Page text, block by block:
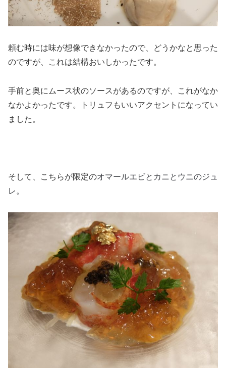
頼む時には味が想像できなかったので、どうかなと思った
のですが、これは結構おいしかったです。
手前と奥にムース状のソースがあるのですが、これがなか
なかよかったです。トリュフもいいアクセントになってい
ました。
そして、こちらが限定のオマールエビとカニとウニのジュ
レ。